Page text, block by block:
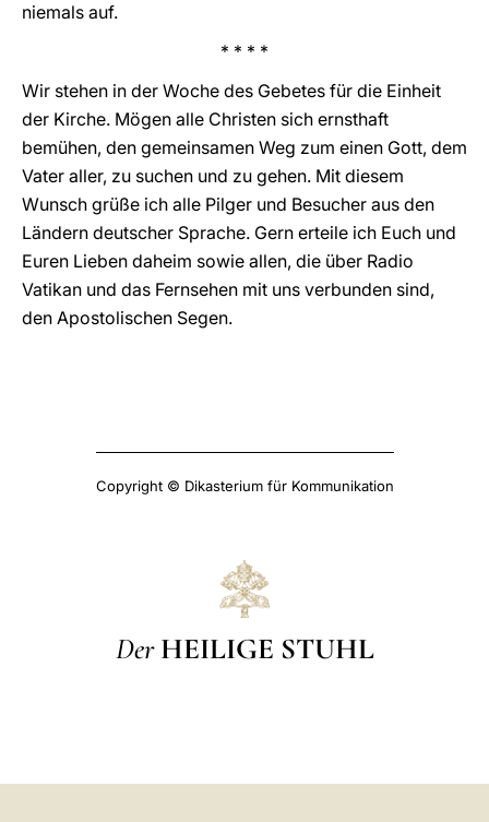
niemals auf.
* * * *
Wir stehen in der Woche des Gebetes für die Einheit
der Kirche. Mögen alle Christen sich ernsthaft
bemühen, den gemeinsamen Weg zum einen Gott, dem
Vater aller, zu suchen und zu gehen. Mit diesem
Wunsch grüße ich alle Pilger und Besucher aus den
Ländern deutscher Sprache. Gern erteile ich Euch und
Euren Lieben daheim sowie allen, die über Radio
Vatikan und das Fernsehen mit uns verbunden sind,
den Apostolischen Segen.
Copyright © Dikasterium für Kommunikation
Der HEILIGE STUHL